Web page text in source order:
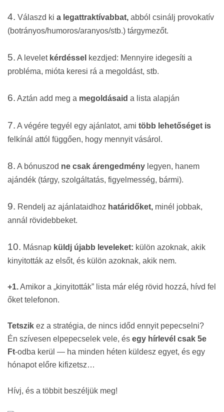
4. Válaszd ki a legattraktívabbat, abból csinálj provokatív
(botrányos/humoros/aranyos/stb.) tárgymezőt.
5. A levelet kérdéssel kezdjed: Mennyire idegesíti a
probléma, mióta keresi rá a megoldást, stb.
6. Aztán add meg a megoldásaid a lista alapján
7. A végére tegyél egy ajánlatot, ami több lehetőséget is
felkínál attól függően, hogy mennyit vásárol.
8. A bónuszod ne csak árengedmény legyen, hanem
ajándék (tárgy, szolgáltatás, figyelmesség, bármi).
9. Rendelj az ajánlataidhoz határidőket, minél jobbak,
annál rövidebbeket.
10. Másnap küldj újabb leveleket: külön azoknak, akik
kinyitották az elsőt, és külön azoknak, akik nem.
+1.Amikor a „kinyitották” lista már elég rövid hozzá, hívd fel
őket telefonon.
Tetszik ez a stratégia, de nincs időd ennyit pepecselni?
Én szívesen elpepecselek vele, és egy hírlevél csak 5e
Ft-odba kerül — ha minden héten küldesz egyet, és egy
hónapot előre kifizetsz…
Hívj, és a többit beszéljük meg!